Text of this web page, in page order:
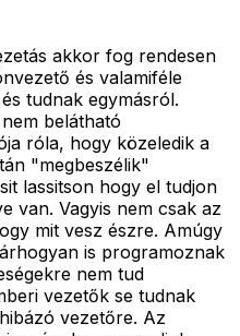
akkor fog rendesen
és valamiféle
tudnak egymásról.
belátható
róla, hogy közeledik a
"megbeszélik"
lassitson hogy el tudjon
van. Vagyis nem csak az
mit vesz észre. Amúgy
is programoznak
nem tud
vezetők se tudnak
vezetőre. Az